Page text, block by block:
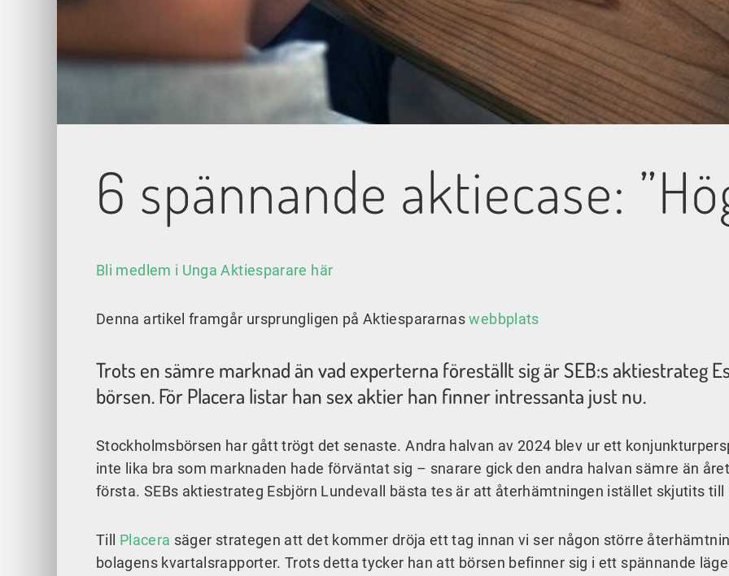
6 spännande aktiecase:
Bli medlem i Unga Aktiesparare här
Denna artikel framgår ursprungligen på Aktiespararnaswebbplats
Trots en sämre marknad än vad experterna föreställt sig är SEB:s aktiestrateg
börsen. För Placera listar han sex aktier han finner intressanta just nu.
Stockholmsbörsen har gått trögt det senaste. Andra halvan av 2024 blev ur ett
inte lika bra som marknaden hade förväntat sig – snarare gick den andra halvan sämre än
första. SEBs aktiestrateg Esbjörn Lundevall bästa tes är att återhämtningen istället skjutits till
Till Placera säger strategen att det kommer dröja ett tag innan vi ser någon större
bolagens kvartalsrapporter. Trots detta tycker han att börsen befinner sig i ett spännande